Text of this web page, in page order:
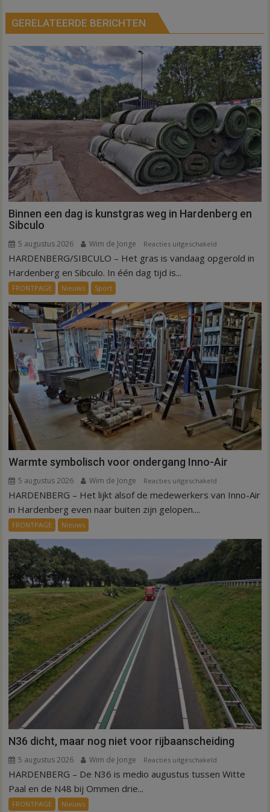
GERELATEERDE BERICHTEN
Binnen een dag is kunstgras weg in Hardenberg en
Sibculo
5 augustus 2026 Wim de Jonge Reacties uitgeschakeld
Binnen
kunstgras
weg
in
Hardenberg
en
Sibculo
HARDENBERG/SIBCULO – Het gras is vandaag opgerold in
Hardenberg en Sibculo. In één dag tijd is...
FRONTPAGE Nieuws Sport
Warmte symbolisch voor ondergang Inno-Air
5 augustus 2026 Wim de Jonge Reacties uitgeschakeld
Warmte
Inno-
Air
HARDENBERG – Het lijkt alsof de medewerkers van Inno-Air
in Hardenberg even naar buiten zijn gelopen....
FRONTPAGE Nieuws
N36 dicht, maar nog niet voor rijbaanscheiding
5 augustus 2026 Wim de Jonge Reacties uitgeschakeld
N36
HARDENBERG – De N36 is medio augustus tussen Witte
Paal en de N48 bij Ommen drie...
FRONTPAGE Nieuws